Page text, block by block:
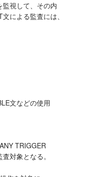
視して、その内
による監査には、
文などの使用
TRIGGER
対象となる。